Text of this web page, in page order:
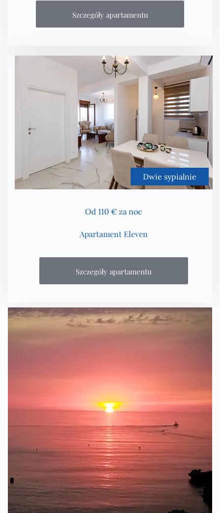
Szczegóły apartamentu
Dwie sypialnie
Od 110 € za noc
Apartament Eleven
Szczegóły apartamentu